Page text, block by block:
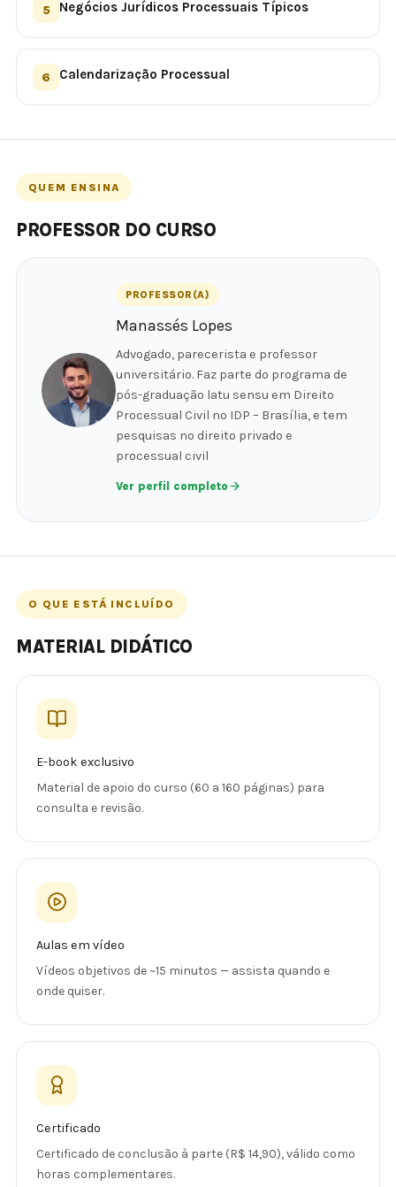
5 Negócios Jurídicos Processuais Típicos
6 Calendarização Processual
QUEM ENSINA
PROFESSOR DO CURSO
PROFESSOR(A)
Manassés Lopes
Advogado, parecerista e professor
universitário. Faz parte do programa de
pós-graduação latu sensu em Direito
Processual Civil no IDP – Brasília, e tem
pesquisas no direito privado e
processual civil
Ver perfil completo
O QUE ESTÁ INCLUÍDO
MATERIAL DIDÁTICO
E-book exclusivo
Material de apoio do curso (60 a 160 páginas) para
consulta e revisão.
Aulas em vídeo
Vídeos objetivos de ~15 minutos — assista quando e
onde quiser.
Certificado
Certificado de conclusão à parte (R$ 14,90), válido como
horas complementares.